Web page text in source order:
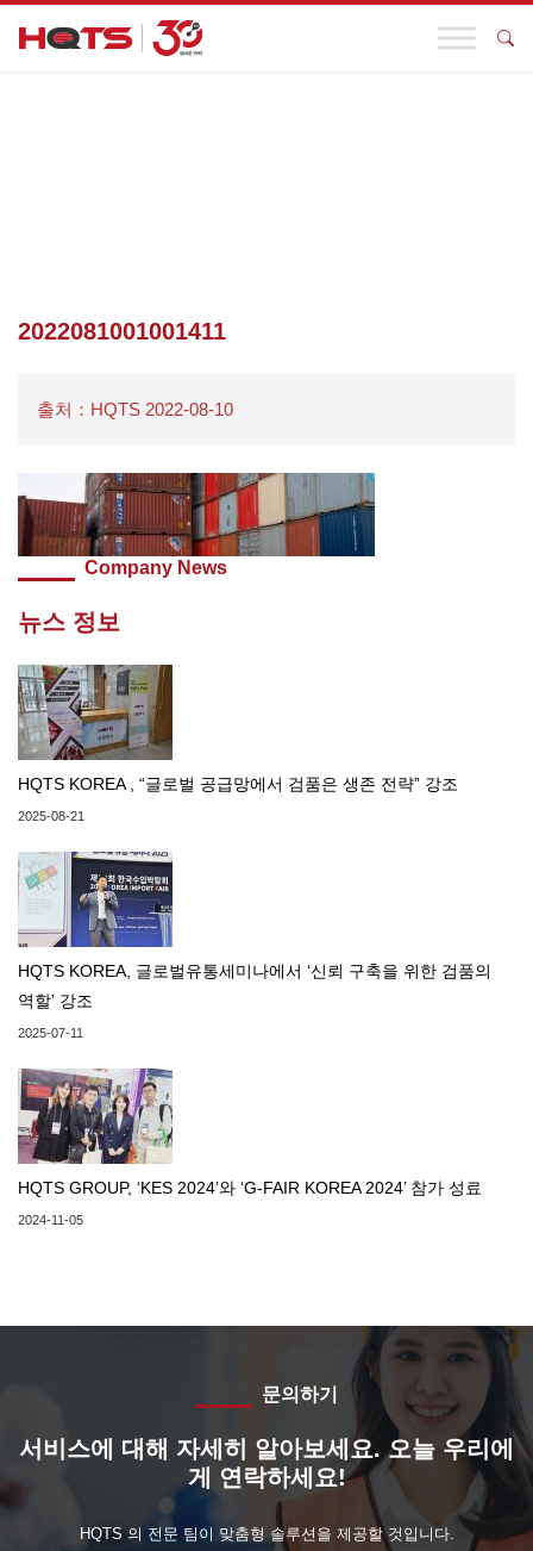
2022081001001411
출처：HQTS 2022-08-10
Company News
뉴스 정보
HQTS KOREA , “글로벌 공급망에서 검품은 생존 전략” 강조
2025-08-21
HQTS KOREA, 글로벌유통세미나에서 ‘신뢰 구축을 위한 검품의
역할’ 강조
2025-07-11
HQTS GROUP, ‘KES 2024’와 ‘G-FAIR KOREA 2024’ 참가 성료
2024-11-05
문의하기
서비스에 대해 자세히 알아보세요. 오늘 우리에
게 연락하세요!
HQTS 의 전문 팀이 맞춤형 솔루션을 제공할 것입니다.